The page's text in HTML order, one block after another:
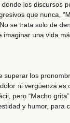
los discursos
que nunca,
No se trata solo de
imaginar una vida
superar los
ni vergüenza
pero “Macho
y humor, para